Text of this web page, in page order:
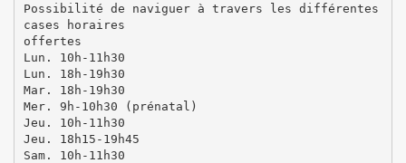
Possibilité de naviguer à travers les différentes
cases horaires
offertes
Lun. 10h-11h30
Lun. 18h-19h30
Mar. 18h-19h30
Mer. 9h-10h30 (prénatal)
Jeu. 10h-11h30
Jeu. 18h15-19h45
Sam. 10h-11h30